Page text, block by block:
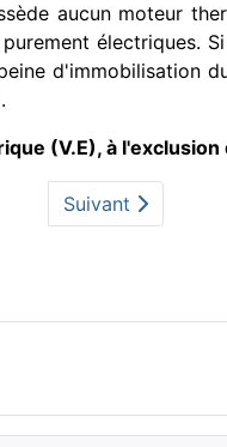
aucun moteur
électriques.
d'immobilisation
(V.E), à
Suivant